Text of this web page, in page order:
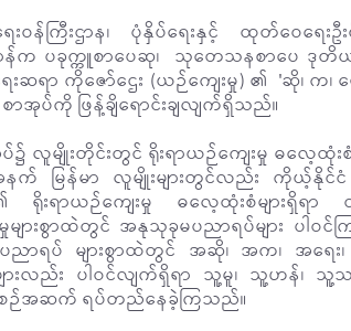
ေးဝန်ကြီးဌာန၊ ပုံနှိပ်ရေးနှင့် ထုတ်ဝေရေးဦး
ာန်က ပခုက္ကူစာပေဆု၊ သုတေသနစာပေ ဒု
ဆရာ ကိုဇော်ဌေး (ယဉ်ကျေးမှု) ၏ 'ဆို၊ က၊ ရ
စာအုပ်ကို ဖြန့်ချိရောင်းချလျက်ရှိသည်။
၌ လူမျိုးတိုင်းတွင် ရိုးရာယဉ်ကျေးမှု ဓလေ့ထုံးစံ
က် မြန်မာ လူမျိုးများတွင်လည်း ကိုယ့်နို
ရိုးရာယဉ်ကျေးမှု ဓလေ့ထုံးစံများရှိရာ
များစွာထဲတွင် အနုသုခုမပညာရပ်များ ပါဝင်
ညာရပ် များစွာထဲတွင် အဆို၊ အက၊ အရေး
ားလည်း ပါဝင်လျက်ရှိရာ သူ့မူ၊ သူ့ဟန်၊ သူ့သမ္
ဉ်အဆက် ရပ်တည်နေခဲ့ကြသည်။